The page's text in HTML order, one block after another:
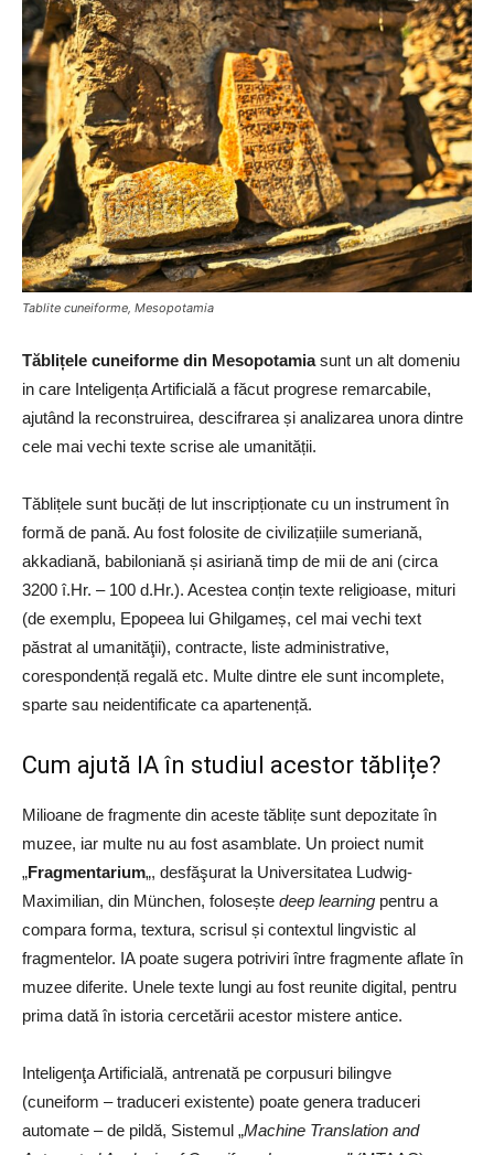
Tablite cuneiforme, Mesopotamia
Tăblițele cuneiforme din Mesopotamiasunt un alt domeniu
in care Inteligența Artificială a făcut progrese remarcabile,
ajutând la reconstruirea, descifrarea și analizarea unora dintre
cele mai vechi texte scrise ale umanității.
Tăblițele sunt bucăți de lut inscripționate cu un instrument în
formă de pană. Au fost folosite de civilizațiile sumeriană,
akkadiană, babiloniană și asiriană timp de mii de ani (circa
3200 î.Hr. – 100 d.Hr.). Acestea conțin texte religioase, mituri
(de exemplu, Epopeea lui Ghilgameș, cel mai vechi text
păstrat al umanităţii), contracte, liste administrative,
corespondență regală etc. Multe dintre ele sunt incomplete,
sparte sau neidentificate ca apartenență.
Cum ajută IA în studiul acestor tăblițe?
Milioane de fragmente din aceste tăblițe sunt depozitate în
muzee, iar multe nu au fost asamblate. Un proiect numit
„Fragmentarium„, desfăşurat la Universitatea Ludwig-
Maximilian, din München, folosește deep learning pentru a
compara forma, textura, scrisul și contextul lingvistic al
fragmentelor. IA poate sugera potriviri între fragmente aflate în
muzee diferite. Unele texte lungi au fost reunite digital, pentru
prima dată în istoria cercetării acestor mistere antice.
Inteligenţa Artificială, antrenată pe corpusuri bilingve
(cuneiform – traduceri existente) poate genera traduceri
automate – de pildă, Sistemul „Machine Translation and